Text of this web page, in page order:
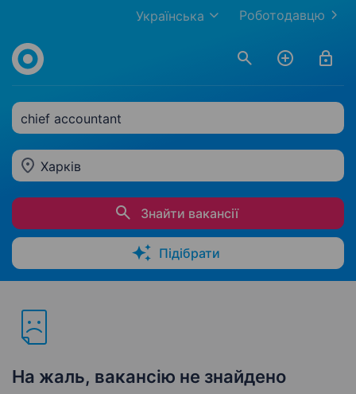
Роботодавцю
Українська
chief accountant
Харків
Знайти вакансії
Підібрати
На жаль, вакансію не знайдено